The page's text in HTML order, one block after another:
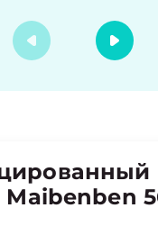
Maibenben